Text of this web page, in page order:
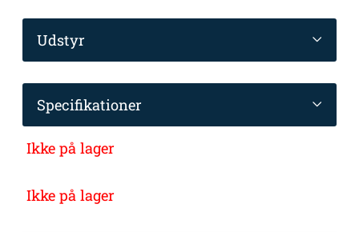
Udstyr
Specifikationer
Ikke på lager
Ikke på lager